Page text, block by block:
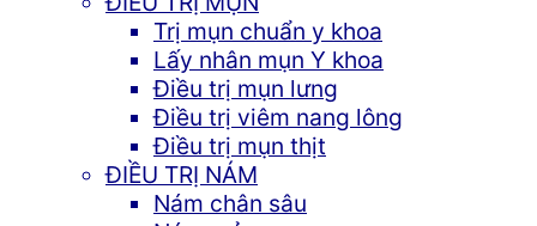
Trị mụn chuẩn y khoa
Lấy nhân mụn Y khoa
Điều trị mụn lưng
Điều trị viêm nang lông
Điều trị mụn thịt
ĐIỀU TRỊ NÁM
Nám chân sâu